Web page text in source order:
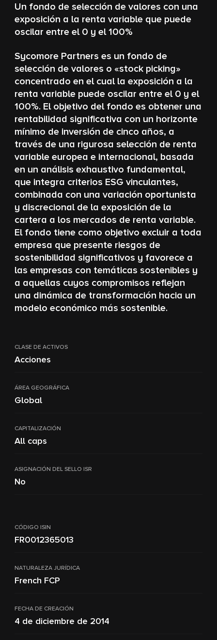
Un fondo de selección de valores con una
exposición a la renta variable que puede
oscilar entre el 0 y el 100%
Sycomore Partners es un fondo de
selección de valores o «stock picking»
concentrado en el cual la exposición a la
renta variable puede oscilar entre el 0 y el
100%. El objetivo del fondo es obtener una
rentabilidad significativa con un horizonte
mínimo de inversión de cinco años, a
través de una rigurosa selección de renta
variable europea e internacional, basada
en un análisis exhaustivo fundamental,
que integra criterios ESG vinculantes,
combinada con una variación oportunista
y discrecional de la exposición de la
cartera a los mercados de renta variable.
El fondo tiene como objetivo excluir a toda
empresa que presente riesgos de
sostenibilidad significativos y favorece a
las empresas con temáticas sostenibles y
a aquellas cuyos compromisos reflejan
una dinámica de transformación hacia un
modelo económico más sostenible.
CLASE DE ACTIVOS
Acciones
ÁREA GEOGRÁFICA
Global
CAPITALIZACIÓN
All caps
ASIGNACIÓN DEL SELLO ISR
No
CÓDIGO ISIN
FR0012365013
NATURALEZA JURÍDICA
French FCP
FECHA DE CREACIÓN
4 de diciembre de 2014